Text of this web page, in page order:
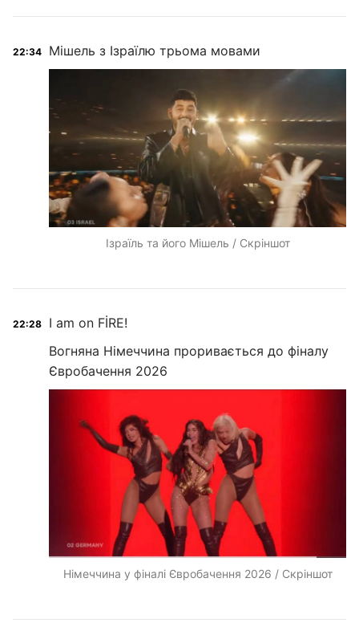
22:34 Мішель з Ізраїлю трьома мовами
Ізраїль та його Мішель / Скріншот
22:28
I am on FİRE!
Вогняна Німеччина проривається до фіналу
Євробачення 2026
Німеччина у фіналі Євробачення 2026 / Скріншот